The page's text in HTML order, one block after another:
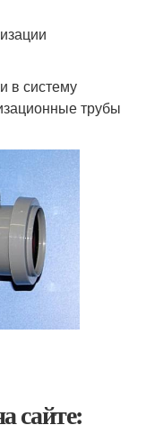
в систему
трубы
сайте: